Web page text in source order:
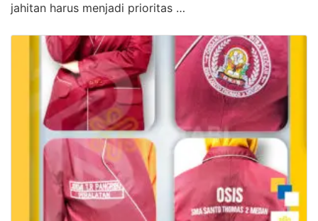
jahitan harus menjadi prioritas …